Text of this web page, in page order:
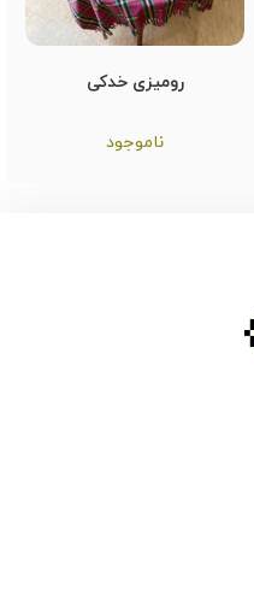
رومیزی خدکی
ناموجود